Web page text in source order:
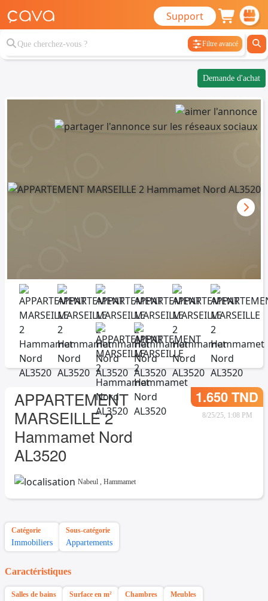
Support
Filtre avancé
Demande d'achat
APPARTEMENT
MARSEILLE 2
Hammamet Nord
AL3520
1.650 TND
8/25/25, 1:08 PM
Nabeul , Hammamet
Catégorie
Immobiliers
Sous-catégorie
Appartements
Caractéristiques
Salles de bains Surface en m² Chambres Meubles